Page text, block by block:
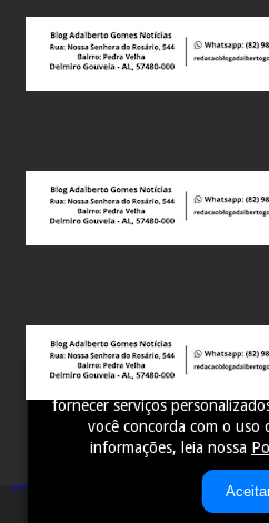
Este site utiliza cookies para
fornecer serviços
você concorda com o uso
informações, leia nossa